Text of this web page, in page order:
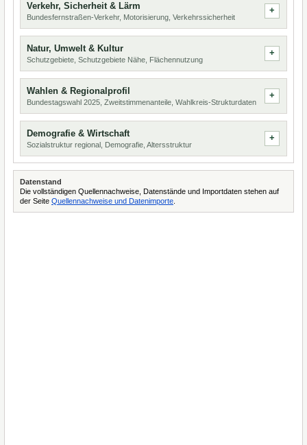
Verkehr, Sicherheit & Lärm
Bundesfernstraßen-Verkehr, Motorisierung, Verkehrssicherheit
Natur, Umwelt & Kultur
Schutzgebiete, Schutzgebiete Nähe, Flächennutzung
Wahlen & Regionalprofil
Bundestagswahl 2025, Zweitstimmenanteile, Wahlkreis-Strukturdaten
Demografie & Wirtschaft
Sozialstruktur regional, Demografie, Altersstruktur
Datenstand
Die vollständigen Quellennachweise, Datenstände und Importdaten stehen auf
der Seite Quellennachweise und Datenimporte